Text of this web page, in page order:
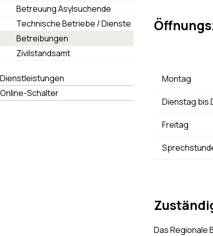
Betreuung Asylsuchende
Technische Betriebe / Dienste
Betreibungen
Zivilstandsamt
Dienstleistungen
Online-Schalter
Montag
Dienstag bis
Freitag
Das Regionale